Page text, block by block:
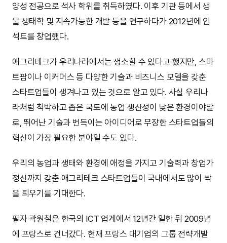
양성 전공으로 석사 학위를 취득하였다. 이후 기관 등에서 생
물 생태학 및 지속가능한 개발 등을 연구하다가 2012년에 인
섹트를 창업했다.
애그리테크가 우리나라에서는 생소할 수 있다고 했지만, 스마
트팜이나 이커머스 등 다양한 기술과 비즈니스 모델을 갖춘
스타트업들이 생겨나고 있는 것으로 알고 있다. 사실 우리나
라처럼 척박하고 좁은 국토에 농업 생산성이 낮은 환경이야말
로, 뛰어난 기술과 번득이는 아이디어로 무장한 스타트업들의
혁신이 가장 필요한 분야일 수도 있다.
우리의 농업과 생태와 환경에 애정을 가지고 기술력과 창업가
정신까지 갖춘 애그리테크 스타트업들이 국내에서도 많이 싹
을 틔우기를 기대한다.
필자 곽원철은 한국의 ICT 업계에서 12년간 일한 뒤 2009년
에 프랑스로 건너갔다. 현재 프랑스 대기업의 그룹 전략개발